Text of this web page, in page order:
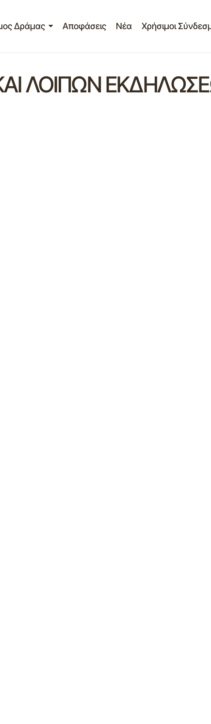
Δράμας Αποφάσεις Νέα Χρήσιμοι
ΛΟΙΠΩΝ